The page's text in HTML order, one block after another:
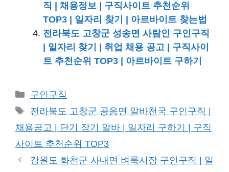
직 | 채용정보 | 구직사이트 추천순위
TOP3 | 일자리 찾기 | 아르바이트 찾는법
전라북도 고창군 성송면 사람인 구인구직
| 일자리 찾기 | 취업 채용 공고 | 구직사이
트 추천순위 TOP3 | 아르바이트 구하기
카
테
리
구인구직
태
그
전라북도 고창군 공음면 알바천국 구인구직 |
채용공고 | 단기 장기 알바 | 일자리 구하기 | 구직
사이트 추천순위 TOP3
강원도 화천군 사내면 벼룩시장 구인구직 | 일